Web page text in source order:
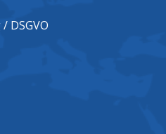
DSGVO